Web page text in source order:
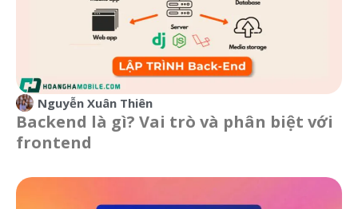
Nguyễn Xuân Thiên
Backend là gì? Vai trò và phân biệt với
frontend